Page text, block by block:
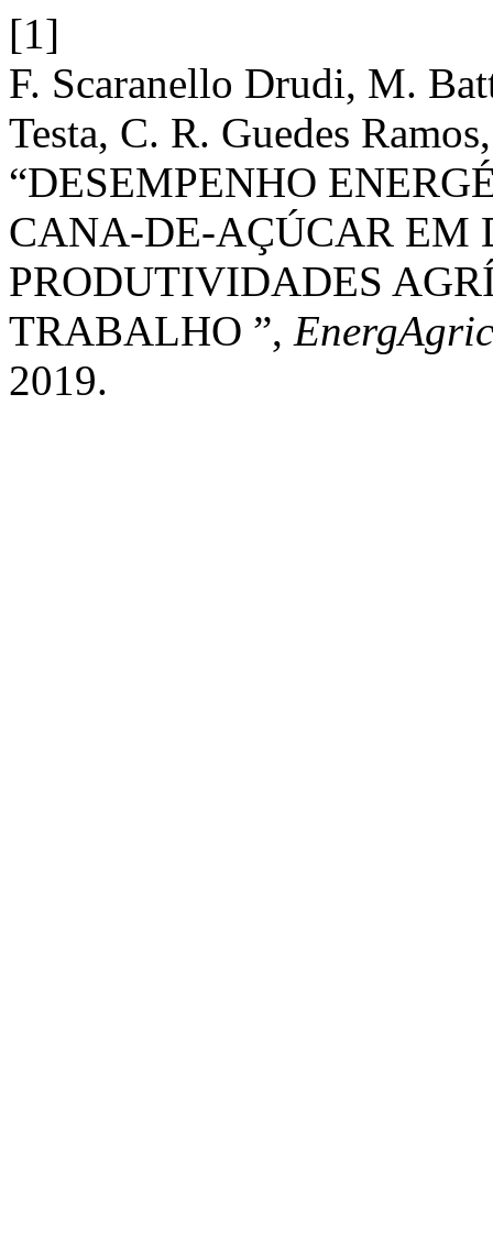
[1]
F. Scaranello Drudi, M.
Testa, C. R. Guedes
“DESEMPENHO
CANA-DE-AÇÚCAR EM
PRODUTIVIDADES
TRABALHO ”, EnergAgric
2019.